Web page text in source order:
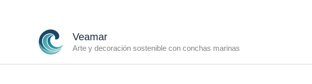
Veamar
Arte y decoración sostenible con conchas marinas